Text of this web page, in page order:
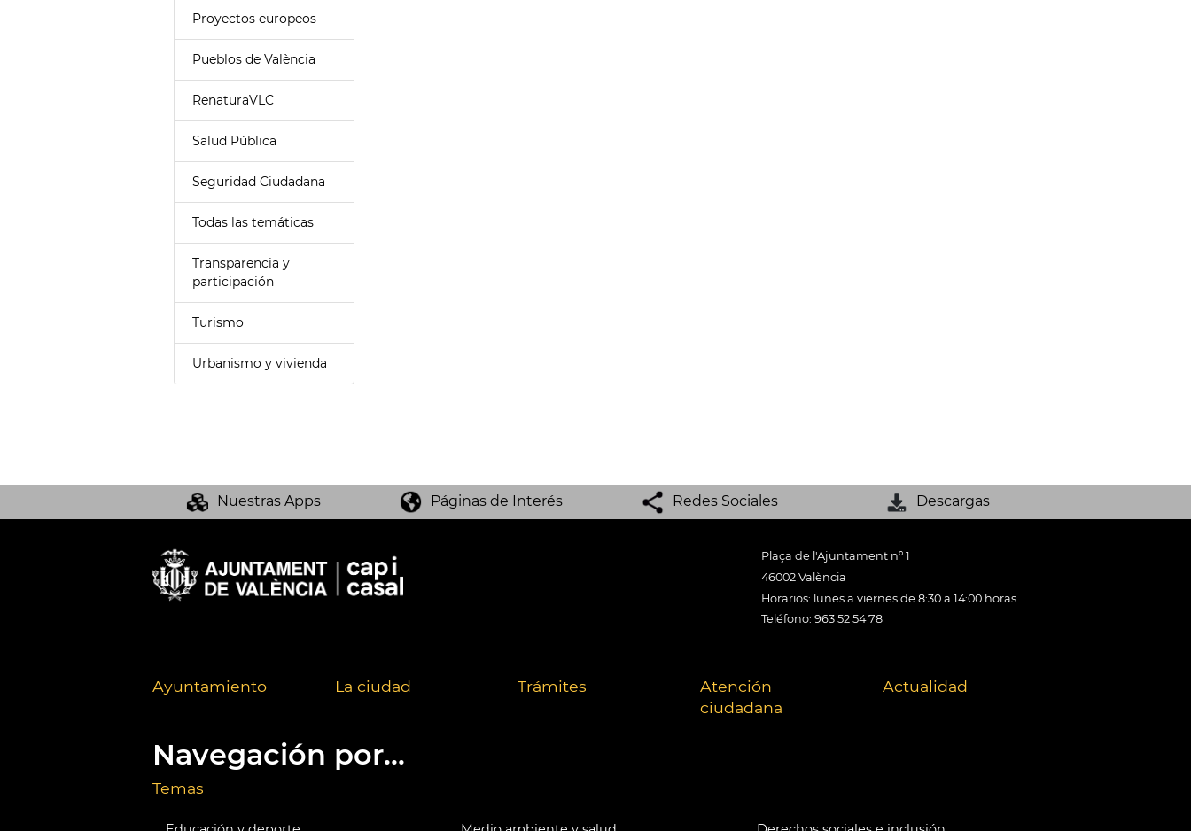
Proyectos europeos
Pueblos de València
RenaturaVLC
Salud Pública
Seguridad Ciudadana
Todas las temáticas
Transparencia y
participación
Turismo
Urbanismo y vivienda
Nuestras Apps Páginas de Interés Redes Sociales Descargas
Plaça de l'Ajuntament nº 1
46002 València
Horarios: lunes a viernes de 8:30 a 14:00 horas
Teléfono: 963 52 54 78
Ayuntamiento La ciudad Trámites
Atención
ciudadana
Actualidad
Navegación por...
Temas